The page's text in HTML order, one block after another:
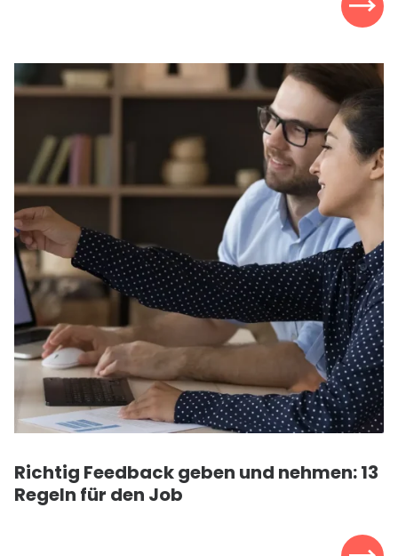
Richtig Feedback geben und nehmen: 13
Regeln für den Job